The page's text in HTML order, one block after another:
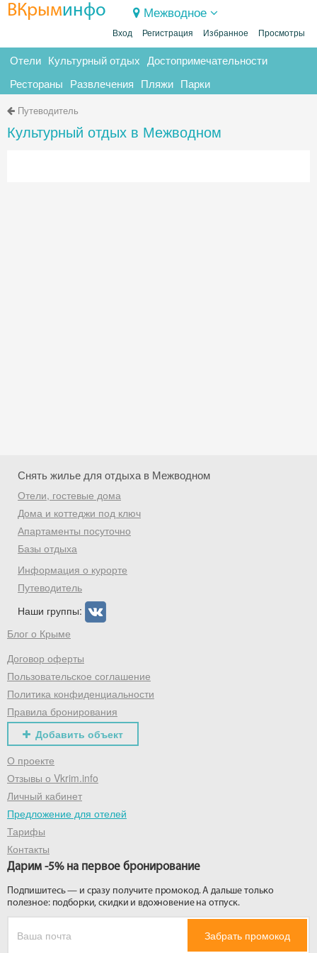
ВКрыминфо Межводное
Вход Регистрация Избранное Просмотры
Отели Культурный отдых Достопримечательности
Рестораны Развлечения Пляжи Парки
Путеводитель
Культурный отдых в Межводном
Снять жилье для отдыха в Межводном
Отели, гостевые дома
Дома и коттеджи под ключ
Апартаменты посуточно
Базы отдыха
Информация о курорте
Путеводитель
Наши группы:
Блог о Крыме
Договор оферты
Пользовательское соглашение
Политика конфиденциальности
Правила бронирования
Добавить объект
О проекте
Отзывы о Vkrim.info
Личный кабинет
Предложение для отелей
Тарифы
Контакты
Дарим -5% на первое бронирование
Подпишитесь — и сразу получите промокод. А дальше только
полезное: подборки, скидки и вдохновение на отпуск.
Забрать промокод
Скидка −5%
Хочешь дешевле? Оставь почту и получи
промокод на первое бронирование!